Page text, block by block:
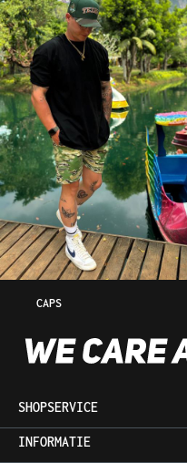
CAPS
SHOPSERVICE
INFORMATIE